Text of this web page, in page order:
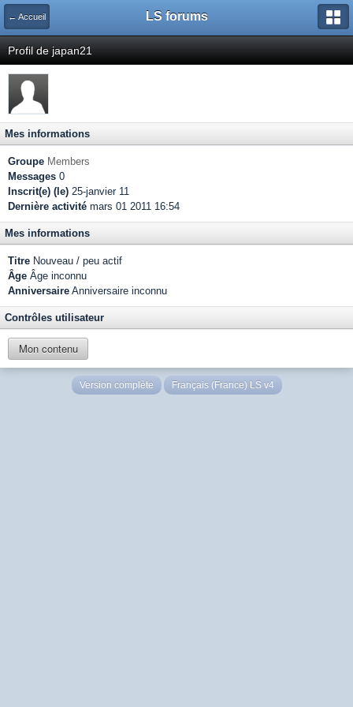
← Accueil LS forums
Profil de japan21
Mes informations
Groupe Members
Messages 0
Inscrit(e) (le) 25-janvier 11
Dernière activité mars 01 2011 16:54
Mes informations
Titre Nouveau / peu actif
Âge Âge inconnu
Anniversaire Anniversaire inconnu
Contrôles utilisateur
Mon contenu
Version complète Français (France) LS v4